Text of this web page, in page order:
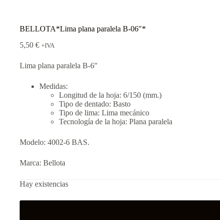
BELLOTA*Lima plana paralela B-06″*
5,50 € +IVA
Lima plana paralela B-6″
Medidas:
Longitud de la hoja: 6/150 (mm.)
Tipo de dentado: Basto
Tipo de lima: Lima mecánico
Tecnología de la hoja: Plana paralela
Modelo: 4002-6 BAS.
Marca: Bellota
Hay existencias